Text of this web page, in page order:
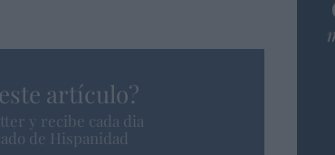
artículo?
y recibe cada dia
de Hispanidad